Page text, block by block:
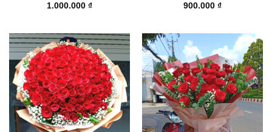
1.000.000 ₫
900.000 ₫